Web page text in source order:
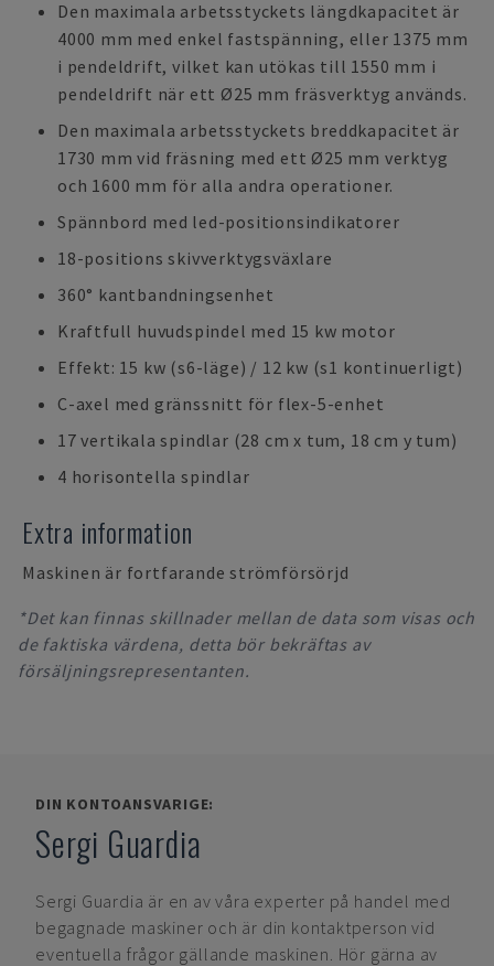
Den maximala arbetsstyckets längdkapacitet är
4000 mm med enkel fastspänning, eller 1375 mm
i pendeldrift, vilket kan utökas till 1550 mm i
pendeldrift när ett Ø25 mm fräsverktyg används.
Den maximala arbetsstyckets breddkapacitet är
1730 mm vid fräsning med ett Ø25 mm verktyg
och 1600 mm för alla andra operationer.
Spännbord med led-positionsindikatorer
18-positions skivverktygsväxlare
360° kantbandningsenhet
Kraftfull huvudspindel med 15 kw motor
Effekt: 15 kw (s6-läge) / 12 kw (s1 kontinuerligt)
C-axel med gränssnitt för flex-5-enhet
17 vertikala spindlar (28 cm x tum, 18 cm y tum)
4 horisontella spindlar
Extra information
Maskinen är fortfarande strömförsörjd
*Det kan finnas skillnader mellan de data som visas och
de faktiska värdena, detta bör bekräftas av
försäljningsrepresentanten.
DIN KONTOANSVARIGE:
Sergi Guardia
Sergi Guardia är en av våra experter på handel med
begagnade maskiner och är din kontaktperson vid
eventuella frågor gällande maskinen. Hör gärna av